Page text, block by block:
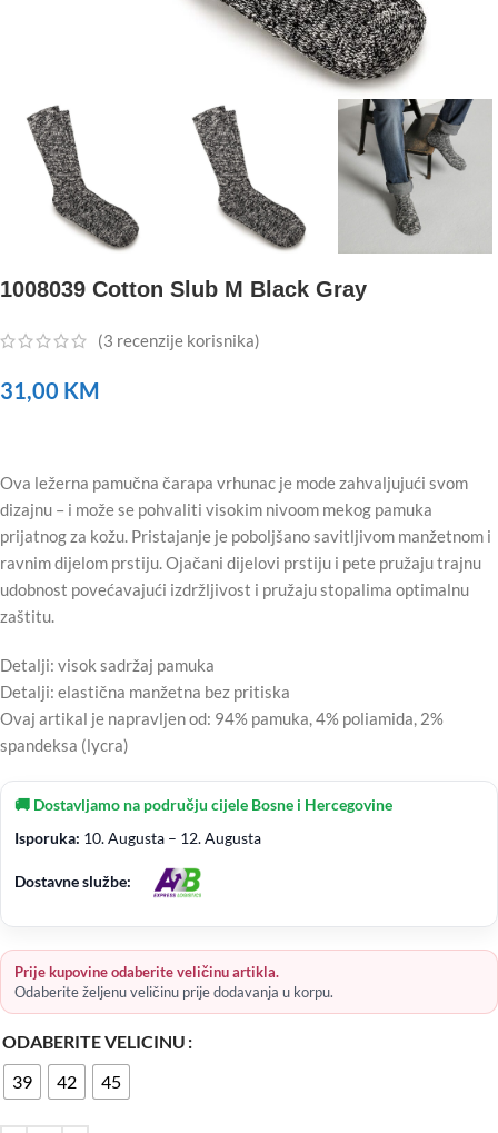
1008039 Cotton Slub M Black Gray
(3 recenzije korisnika)
31,00 KM
Ova ležerna pamučna čarapa vrhunac je mode zahvaljujući svom
dizajnu – i može se pohvaliti visokim nivoom mekog pamuka
prijatnog za kožu. Pristajanje je poboljšano savitljivom manžetnom i
ravnim dijelom prstiju. Ojačani dijelovi prstiju i pete pružaju trajnu
udobnost povećavajući izdržljivost i pružaju stopalima optimalnu
zaštitu.
Detalji: visok sadržaj pamuka
Detalji: elastična manžetna bez pritiska
Ovaj artikal je napravljen od: 94% pamuka, 4% poliamida, 2%
spandeksa (lycra)
🚚 Dostavljamo na području cijele Bosne i Hercegovine
Isporuka: 10. Augusta – 12. Augusta
Dostavne službe:
Prije kupovine odaberite veličinu artikla.
Odaberite željenu veličinu prije dodavanja u korpu.
ODABERITE VELICINU
39
42 45